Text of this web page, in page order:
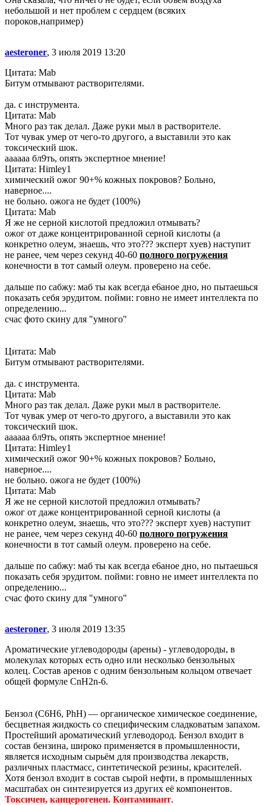
небольшой и нет проблем с сердцем (всяких
пороков,например)
aesteroner, 3 июля 2019 13:20
Цитата: Mab
Битум отмывают растворителями.
да. с инструмента.
Цитата: Mab
Много раз так делал. Даже руки мыл в растворителе.
Тот чувак умер от чего-то другого, а выставили это как
токсический шок.
аааааа бл9ть, опять экспертное мнение!
Цитата: Himley1
химический ожог 90+% кожных покровов? Больно,
наверное....
не больно. ожога не будет (100%)
Цитата: Mab
Я же не серной кислотой предложил отмывать?
ожог от даже концентрированной серной кислоты (а
конкретно олеум, знаешь, что это??? эксперт xyeв) наступит
не ранее, чем через секунд 40-60 полного погружения
конечности в тот самый олеум. проверено на себе.
дальше по сабжу: маб ты как всегда е6аное дно, но пытаешься
показать себя эрудитом. пойми: говно не имеет интеллекта по
определению...
счас фото скину для "умного"
Цитата: Mab
Битум отмывают растворителями.
да. с инструмента.
Цитата: Mab
Много раз так делал. Даже руки мыл в растворителе.
Тот чувак умер от чего-то другого, а выставили это как
токсический шок.
аааааа бл9ть, опять экспертное мнение!
Цитата: Himley1
химический ожог 90+% кожных покровов? Больно,
наверное....
не больно. ожога не будет (100%)
Цитата: Mab
Я же не серной кислотой предложил отмывать?
ожог от даже концентрированной серной кислоты (а
конкретно олеум, знаешь, что это??? эксперт xyeв) наступит
не ранее, чем через секунд 40-60 полного погружения
конечности в тот самый олеум. проверено на себе.
дальше по сабжу: маб ты как всегда е6аное дно, но пытаешься
показать себя эрудитом. пойми: говно не имеет интеллекта по
определению...
счас фото скину для "умного"
aesteroner, 3 июля 2019 13:35
Ароматические углеводороды (арены) - углеводороды, в
молекулах которых есть одно или несколько бензольных
колец. Состав аренов с одним бензольным кольцом отвечает
общей формуле CnH2n-6.
Бензол (C6H6, PhH) — органическое химическое соединение,
бесцветная жидкость со специфическим сладковатым запахом.
Простейший ароматический углеводород. Бензол входит в
состав бензина, широко применяется в промышленности,
является исходным сырьём для производства лекарств,
различных пластмасс, синтетической резины, красителей.
Хотя бензол входит в состав сырой нефти, в промышленных
масштабах он синтезируется из других её компонентов.
Токсичен, канцерогенен. Контаминант.